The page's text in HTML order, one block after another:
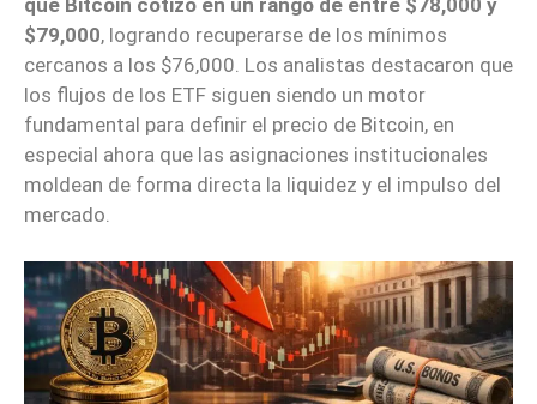
que Bitcoin cotizó en un rango de entre $78,000 y
$79,000, logrando recuperarse de los mínimos
cercanos a los $76,000. Los analistas destacaron que
los flujos de los ETF siguen siendo un motor
fundamental para definir el precio de Bitcoin, en
especial ahora que las asignaciones institucionales
moldean de forma directa la liquidez y el impulso del
mercado.